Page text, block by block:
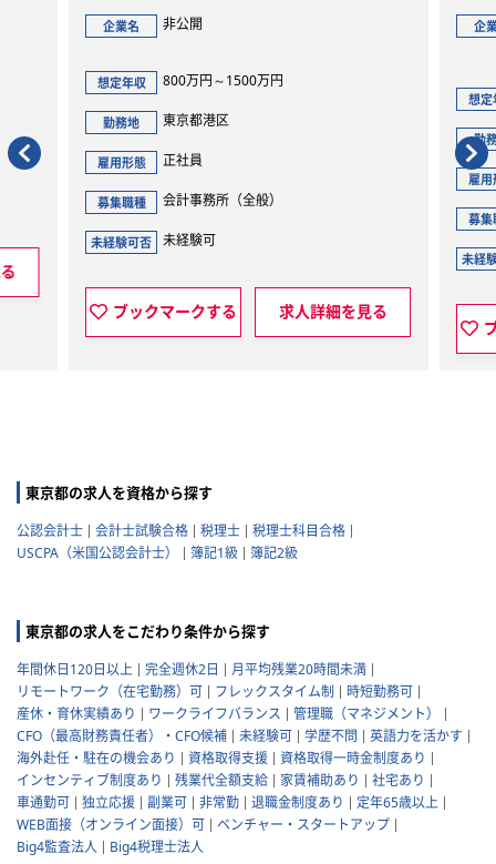
万円～1500万円
社員
計事務所（全般）
求人詳細を見る
グローバル・ソリュ
421万円～506万円
会計事務所（税務会
東京都の求人を資格から探す
公認会計士 会計士試験合格 税理士
税理士科目合格
USCPA（米国公認会計士）
簿記1級 簿記2級
東京都の求人をこだわり条件から探す
年間休日120日以上 完全週休2日
月平均残業20時間未満
リモートワーク（在宅勤務）可
フレックスタイム制
時短勤務可
産休・育休実績あり
ワークライフバランス
管理職（マネジメント）
CFO（最高財務責任者）・CFO候補
未経験可 学歴不問
英語力を活かす
海外赴任・駐在の機会あり
資格取得支援
資格取得一時金制度あり
インセンティブ制度あり
残業代全額支給 家賃補助あり
社宅あり
車通勤可
独立応援 副業可 非常勤 退職金制度あり
定年65歳以上
WEB面接（オンライン面接）可
ベンチャー・スタートアップ
Big4監査法人
Big4税理士法人